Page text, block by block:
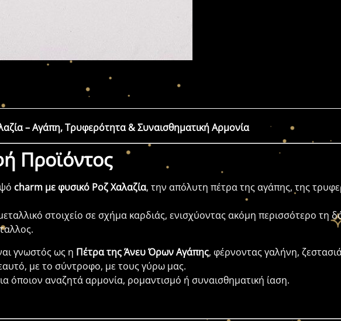
– Αγάπη, Τρυφερότητα & Συναισθηματική Αρμονία
Προϊόντος
charm με φυσικό Ροζ Χαλαζία, την απόλυτη πέτρα της αγάπης, της
στοιχείο σε σχήμα καρδιάς, ενισχύοντας ακόμη περισσότερο τη
γνωστός ως η Πέτρα της Άνευ Όρων Αγάπης, φέρνοντας γαλήνη,
με το σύντροφο, με τους γύρω μας.
όποιον αναζητά αρμονία, ρομαντισμό ή συναισθηματική ίαση.